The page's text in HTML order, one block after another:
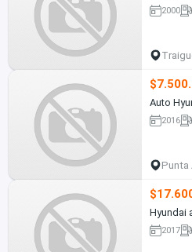
2000
Auto
2016
Punta
Hyundai
2017